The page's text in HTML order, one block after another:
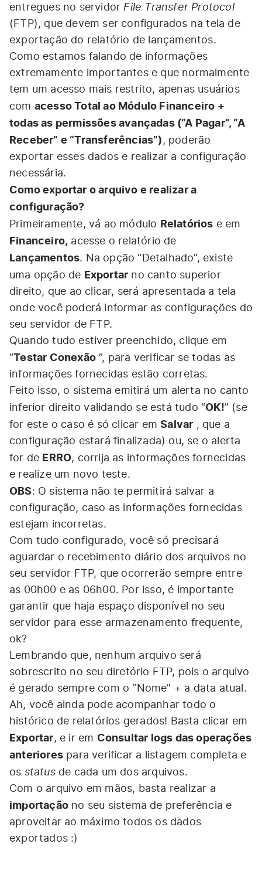
entregues no servidorFile Transfer Protocol
(FTP), que devem ser configurados na tela de
exportação do relatório de lançamentos.
Como estamos falando de informações
extremamente importantes e que normalmente
tem um acesso mais restrito, apenas usuários
com acesso Total ao Módulo Financeiro +
todas as permissões avançadas (“A Pagar”, “A
Receber” e “Transferências”), poderão
exportar esses dados e realizar a configuração
necessária.
Como exportar o arquivo e realizar a
configuração?
Primeiramente, vá ao módulo Relatórios e em
Financeiro, acesse o relatório de
Lançamentos. Na opção “Detalhado”, existe
uma opção de Exportar no canto superior
direito, que ao clicar, será apresentada a tela
onde você poderá informar as configurações do
seu servidor de FTP.
Quando tudo estiver preenchido, clique em
“Testar Conexão ”, para verificar se todas as
informações fornecidas estão corretas.
Feito isso, o sistema emitirá um alerta no canto
inferior direito validando se está tudo “OK!” (se
for este o caso é só clicar emSalvar , que a
configuração estará finalizada) ou, se o alerta
for de ERRO, corrija as informações fornecidas
e realize um novo teste.
OBS: O sistema não te permitirá salvar a
configuração, caso as informações fornecidas
estejam incorretas.
Com tudo configurado, você só precisará
aguardar o recebimento diário dos arquivos no
seu servidor FTP, que ocorrerão sempre entre
as 00h00 e as 06h00. Por isso, é importante
garantir que haja espaço disponível no seu
servidor para esse armazenamento frequente,
ok?
Lembrando que, nenhum arquivo será
sobrescrito no seu diretório FTP, pois o arquivo
é gerado sempre com o “Nome” + a data atual.
Ah, você ainda pode acompanhar todo o
histórico de relatórios gerados! Basta clicar em
Exportar, e ir em Consultar logs das operações
anteriores para verificar a listagem completa e
os statusde cada um dos arquivos.
Com o arquivo em mãos, basta realizar a
importação no seu sistema de preferência e
aproveitar ao máximo todos os dados
exportados :)